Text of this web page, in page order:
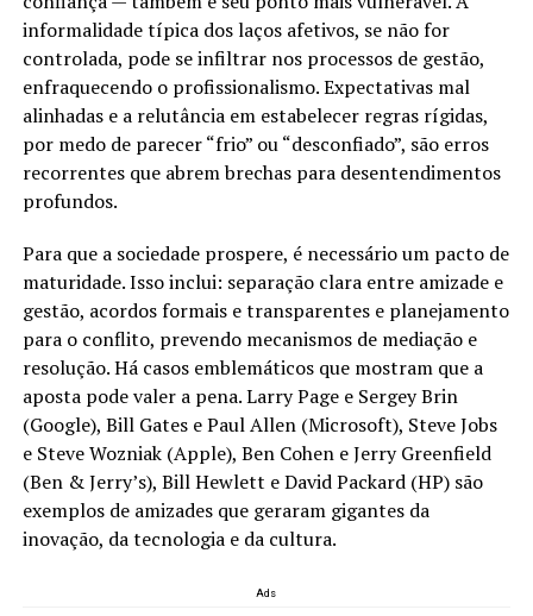
informalidade típica dos laços afetivos, se não for
controlada, pode se infiltrar nos processos de gestão,
enfraquecendo o profissionalismo. Expectativas mal
alinhadas e a relutância em estabelecer regras rígidas,
por medo de parecer “frio” ou “desconfiado”, são erros
recorrentes que abrem brechas para desentendimentos
profundos.
Para que a sociedade prospere, é necessário um pacto de
maturidade. Isso inclui: separação clara entre amizade e
gestão, acordos formais e transparentes e planejamento
para o conflito, prevendo mecanismos de mediação e
resolução. Há casos emblemáticos que mostram que a
aposta pode valer a pena. Larry Page e Sergey Brin
(Google), Bill Gates e Paul Allen (Microsoft), Steve Jobs
e Steve Wozniak (Apple), Ben Cohen e Jerry Greenfield
(Ben & Jerry’s), Bill Hewlett e David Packard (HP) são
exemplos de amizades que geraram gigantes da
inovação, da tecnologia e da cultura.
Ads